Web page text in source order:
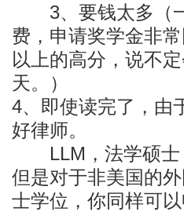
3、要钱太多（一
费，申请奖学金非
以上的高分，说不
天。）
4、即使读完了，由
好律师。
LLM，法学硕士
但是对于非美国的
士学位，你同样可